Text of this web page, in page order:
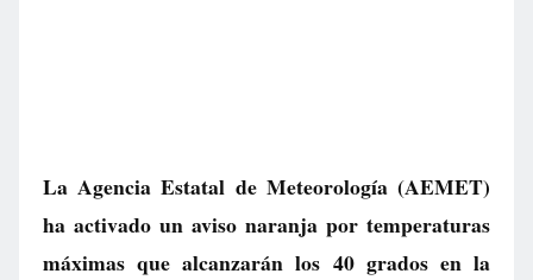
La Agencia Estatal de Meteorología (AEMET)
ha activado un aviso naranja por temperaturas
máximas que alcanzarán los 40 grados en la